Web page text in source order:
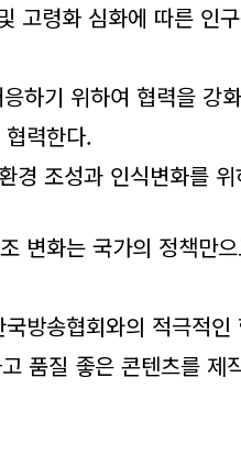
령화 심화에 따른 인
기 위하여 협력을 강
력한다.
조성과 인식변화를 위
변화는 국가의 정책만
방송협회와의 적극적
품질 좋은 콘텐츠를